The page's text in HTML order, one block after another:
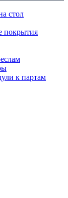
стол
покрытия
к партам